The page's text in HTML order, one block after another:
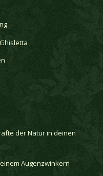
der Natur in deinen
Augenzwinkern